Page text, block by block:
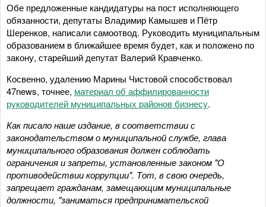
Обе предложенные кандидатуры на пост исполняющего
обязанности, депутаты Владимир Камышев и Пётр
Шеренков, написали самоотвод. Руководить муниципальным
образованием в ближайшее время будет, как и положено по
закону, старейший депутат Валерий Кравченко.
Косвенно, удалению Марины Чистовой способствовал
47news, точнее, материал об аффилированности
руководителей муниципальных районов бизнесу.
Как писало наше издание, в соответствии с
законодательством о муниципальной службе, глава
муниципального образования должен соблюдать
ограничения и запреты, установленные законом "О
противодействии коррупции". Тот, в свою очередь,
запрещает гражданам, замещающим муниципальные
должности, "заниматься предпринимательской